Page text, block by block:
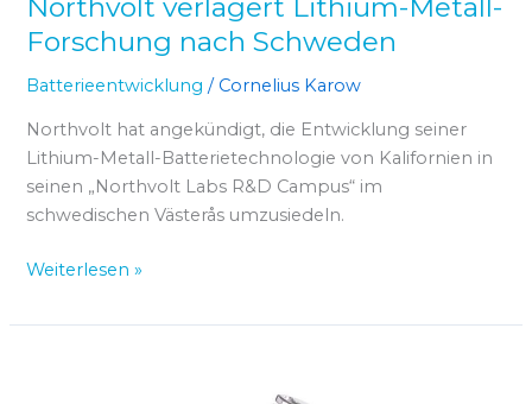
Northvolt verlagert Lithium-Metall-
Forschung nach Schweden
Batterieentwicklung / Cornelius Karow
Northvolt hat angekündigt, die Entwicklung seiner
Lithium-Metall-Batterietechnologie von Kalifornien in
seinen „Northvolt Labs R&D Campus“ im
schwedischen Västerås umzusiedeln.
Weiterlesen »